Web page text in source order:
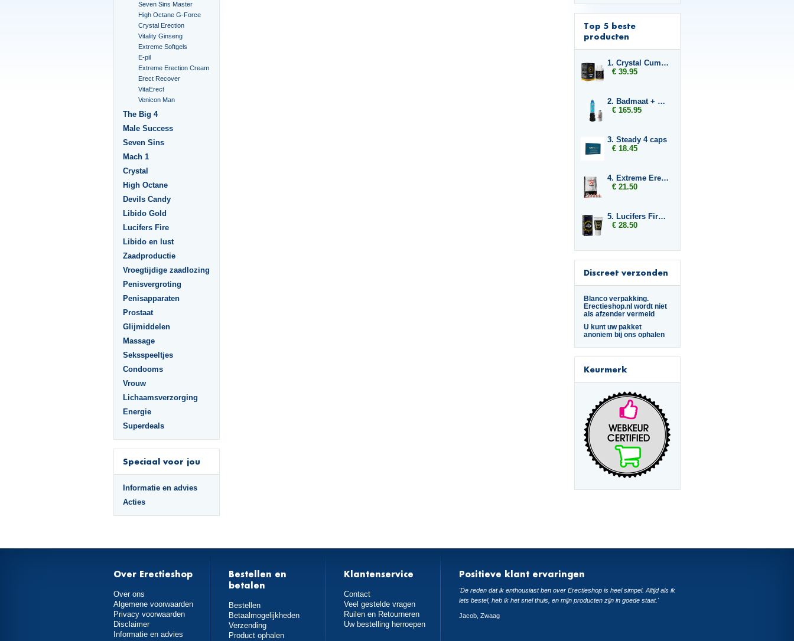
Seven Sins Master
High Octane G-Force
Crystal Erection
Vitality Ginseng
Extreme Softgels
E-pil
Extreme Erection Cream
Erect Recover
VitaErect
Venicon Man
The Big 4
Male Success
Seven Sins
Mach 1
Crystal
High Octane
Devils Candy
Libido Gold
Lucifers Fire
Libido en lust
Zaadproductie
Vroegtijdige zaadlozing
Penisvergroting
Penisapparaten
Prostaat
Glijmiddelen
Massage
Seksspeeltjes
Condooms
Vrouw
Lichaamsverzorging
Energie
Superdeals
Speciaal voor jou
Informatie en advies
Acties
Top 5 beste
producten
1. Crystal Cumplus
€ 39.95
2. Badmaat + 2x Libido7
€ 165.95
3. Steady 4 caps
€ 18.45
4. Extreme Erection Softgels
€ 21.50
5. Lucifers Fire Pussy Tightening Gel
€ 28.50
Discreet verzonden
Blanco verpakking.
Erectieshop.nl wordt niet
als afzender vermeld
U kunt uw pakket
anoniem bij ons ophalen
Keurmerk
Over Erectieshop
Over ons
Algemene voorwaarden
Privacy voorwaarden
Disclaimer
Informatie en advies
Bestellen en
betalen
Bestellen
Betaalmogelijkheden
Verzending
Product ophalen
Klantenservice
Contact
Veel gestelde vragen
Ruilen en Retourneren
Uw bestelling herroepen
Positieve klant ervaringen
'De reden dat ik enthousiast ben over Erectieshop is heel simpel. Altijd als ik
iets bestel, heb ik het snel thuis, en mijn producten zijn in goede staat.'
Jacob, Zwaag